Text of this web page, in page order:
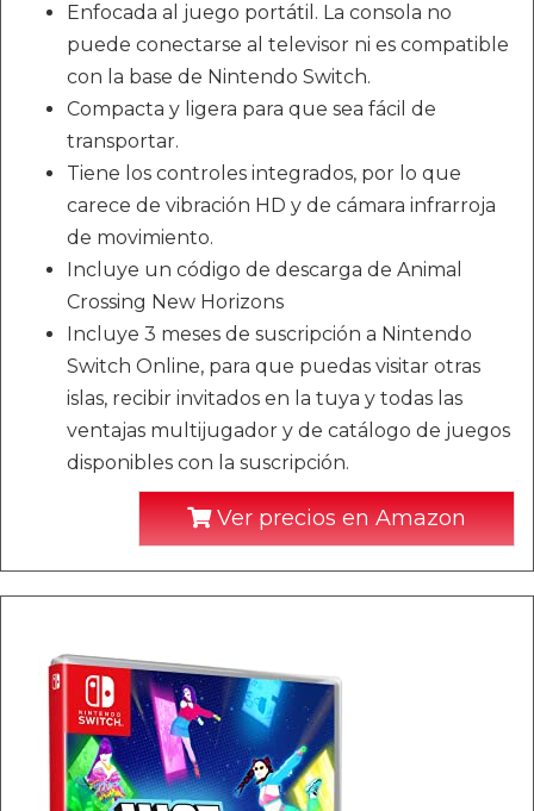
Enfocada al juego portátil. La consola no
puede conectarse al televisor ni es compatible
con la base de Nintendo Switch.
Compacta y ligera para que sea fácil de
transportar.
Tiene los controles integrados, por lo que
carece de vibración HD y de cámara infrarroja
de movimiento.
Incluye un código de descarga de Animal
Crossing New Horizons
Incluye 3 meses de suscripción a Nintendo
Switch Online, para que puedas visitar otras
islas, recibir invitados en la tuya y todas las
ventajas multijugador y de catálogo de juegos
disponibles con la suscripción.
Ver precios en Amazon